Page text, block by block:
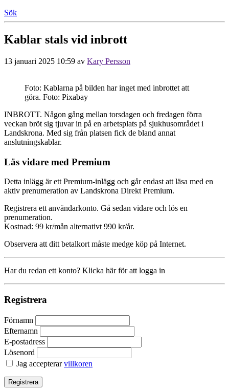
Sök
Kablar stals vid inbrott
13 januari 2025 10:59 av Kary Persson
Foto: Kablarna på bilden har inget med inbrottet att
göra. Foto: Pixabay
INBROTT. Någon gång mellan torsdagen och fredagen förra
veckan bröt sig tjuvar in på en arbetsplats på sjukhusområdet i
Landskrona. Med sig från platsen fick de bland annat
anslutningskablar.
Läs vidare med Premium
Detta inlägg är ett Premium-inlägg och går endast att läsa med en
aktiv prenumeration av Landskrona Direkt Premium.
Registrera ett användarkonto. Gå sedan vidare och lös en
prenumeration.
Kostnad: 99 kr/mån alternativt 990 kr/år.
Observera att ditt betalkort måste medge köp på Internet.
Har du redan ett konto? Klicka här för att logga in
Registrera
Förnamn
Efternamn
E-postadress
Lösenord
Jag accepterarvillkoren